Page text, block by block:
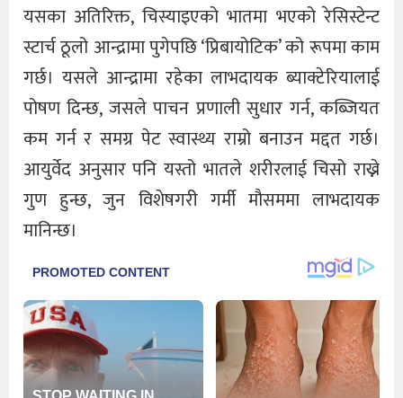
यसका अतिरिक्त, चिस्याइएको भातमा भएको रेसिस्टेन्ट
स्टार्च ठूलो आन्द्रामा पुगेपछि ‘प्रिबायोटिक’ को रूपमा काम
गर्छ। यसले आन्द्रामा रहेका लाभदायक ब्याक्टेरियालाई
पोषण दिन्छ, जसले पाचन प्रणाली सुधार गर्न, कब्जियत
कम गर्न र समग्र पेट स्वास्थ्य राम्रो बनाउन मद्दत गर्छ।
आयुर्वेद अनुसार पनि यस्तो भातले शरीरलाई चिसो राख्ने
गुण हुन्छ, जुन विशेषगरी गर्मी मौसममा लाभदायक
मानिन्छ।